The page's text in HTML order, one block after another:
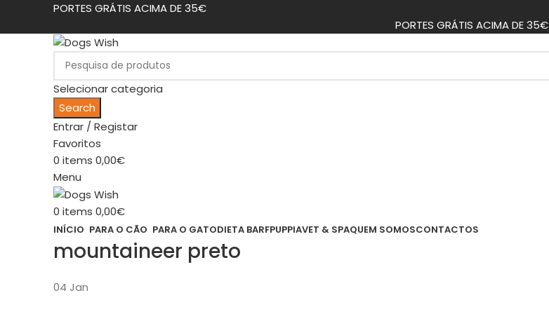
PORTES GRÁTIS ACIMA DE 35€
PORTES GRÁTIS ACIMA DE 35€
Selecionar categoria
Search
Entrar / Registar
Favoritos
0 items 0,00€
Menu
0 items 0,00€
INÍCIO PARA O CÃO PARA O GATODIETA BARFPUPPIAVET & SPAQUEM SOMOSCONTACTOS
mountaineer preto
04 Jan